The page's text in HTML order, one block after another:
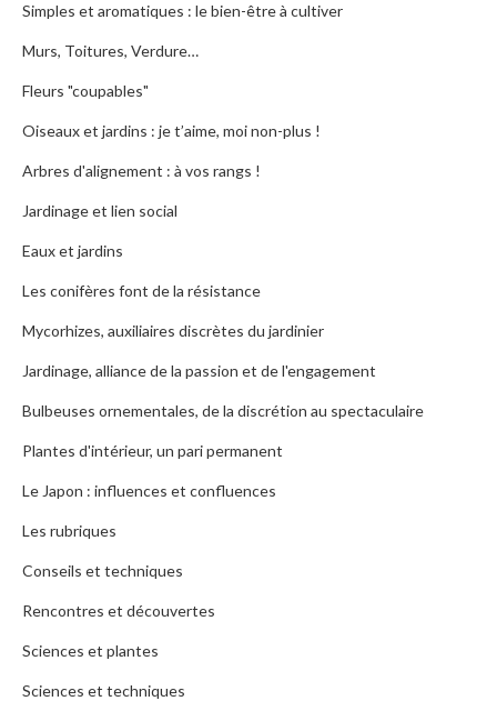
Simples et aromatiques : le bien-être à cultiver
Murs, Toitures, Verdure…
Fleurs "coupables"
Oiseaux et jardins : je t’aime, moi non-plus !
Arbres d'alignement : à vos rangs !
Jardinage et lien social
Eaux et jardins
Les conifères font de la résistance
Mycorhizes, auxiliaires discrètes du jardinier
Jardinage, alliance de la passion et de l'engagement
Bulbeuses ornementales, de la discrétion au spectaculaire
Plantes d'intérieur, un pari permanent
Le Japon : influences et confluences
Les rubriques
Conseils et techniques
Rencontres et découvertes
Sciences et plantes
Sciences et techniques